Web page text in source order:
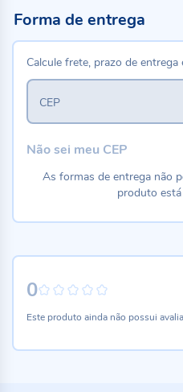
0
Este produto ainda não possui
Forma de entrega
Calcule frete, prazo de entrega
CEP
Não sei meu CEP
As formas de entrega não
produto